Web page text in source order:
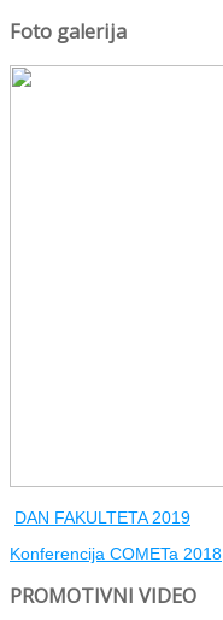
Foto galerija
DAN FAKULTETA 2019
Konferencija COMETa 2018
PROMOTIVNI VIDEO